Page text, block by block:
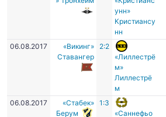
унн»
Кристиансу
нн
06.08.2017
«Викинг»
Ставангер
2:2
«Лиллестрё
м»
Лиллестрё
м
06.08.2017
«Стабек»
Берум
1:3
«Саннефьо